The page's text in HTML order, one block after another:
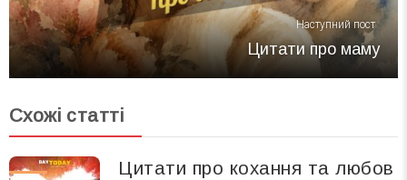
Наступний пост
Цитати про маму
Схожі статті
Цитати про кохання та любов